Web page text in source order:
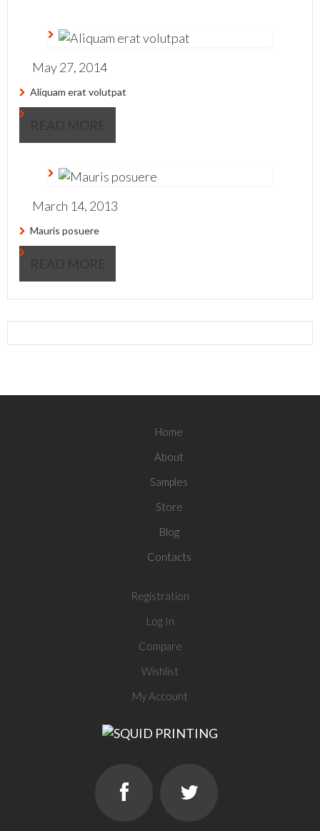
May 27, 2014
Aliquam erat volutpat
READ MORE
March 14, 2013
Mauris posuere
READ MORE
Home
About
Samples
Store
Blog
Contacts
Registration
Log In
Compare
Wishlist
My Account